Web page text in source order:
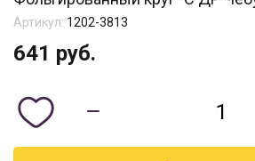
Артикул: 1202-3813
641 руб.